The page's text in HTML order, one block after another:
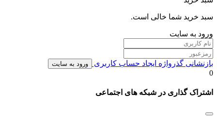
سبد خرید شما خالی است.
ورود به سایت
بازنشانی گذرواژه ایجاد حساب کاربری ورود به سایت
0
اشتراک گذاری در شبکه های اجتماعی